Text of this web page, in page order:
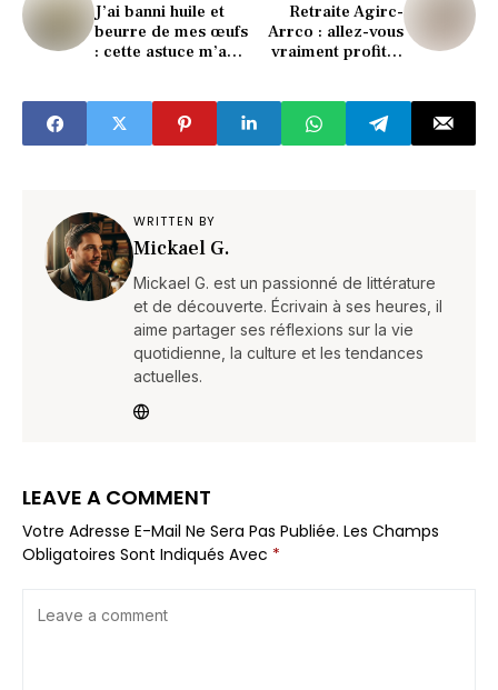
J’ai banni huile et
beurre de mes œufs
: cette astuce m’a
Retraite Agirc-
Arrco : allez-vous
vraiment profiter
WRITTEN BY
Mickael G.
Mickael G. est un passionné de littérature
et de découverte. Écrivain à ses heures, il
aime partager ses réflexions sur la vie
quotidienne, la culture et les tendances
actuelles.
LEAVE A COMMENT
Votre Adresse E-Mail Ne Sera Pas Publiée. Les Champs
Obligatoires Sont Indiqués Avec *